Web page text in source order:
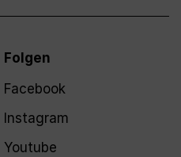
Folgen
Facebook
Instagram
Youtube